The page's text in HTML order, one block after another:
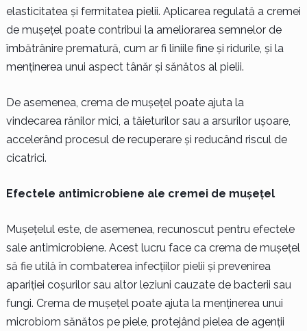
elasticitatea și fermitatea pielii. Aplicarea regulată a cremei
de mușețel poate contribui la ameliorarea semnelor de
îmbătrânire prematură, cum ar fi liniile fine și ridurile, și la
menținerea unui aspect tânăr și sănătos al pielii.
De asemenea, crema de mușețel poate ajuta la
vindecarea rănilor mici, a tăieturilor sau a arsurilor ușoare,
accelerând procesul de recuperare și reducând riscul de
cicatrici.
Efectele antimicrobiene ale cremei de mușețel
Mușețelul este, de asemenea, recunoscut pentru efectele
sale antimicrobiene. Acest lucru face ca crema de mușețel
să fie utilă în combaterea infecțiilor pielii și prevenirea
apariției coșurilor sau altor leziuni cauzate de bacterii sau
fungi. Crema de mușețel poate ajuta la menținerea unui
microbiom sănătos pe piele, protejând pielea de agenții